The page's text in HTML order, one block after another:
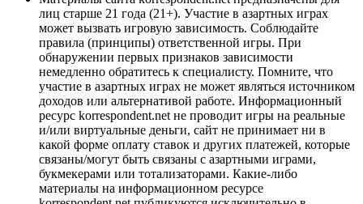
лиц старше 21 года (21+). Участие в азартных играх
может вызвать игровую зависимость. Соблюдайте
правила (принципы) ответственной игры. При
обнаружении первых признаков зависимости
немедленно обратитесь к специалисту. Помните, что
участие в азартных играх не может являться источником
доходов или альтернативой работе. Информационный
ресурс korrespondent.net не проводит игры на реальные
и/или виртуальные деньги, сайт не принимает ни в
какой форме оплату ставок и других платежей, которые
связаны/могут быть связаны с азартными играми,
букмекерами или тотализаторами. Какие-либо
материалы на информационном ресурсе